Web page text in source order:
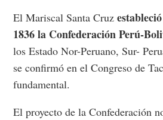
El Mariscal Santa Cruz
1836 la Confederación Perú-
los Estado Nor-Peruano, Sur-
se confirmó en el Congreso de
fundamental.
El proyecto de la Confederación